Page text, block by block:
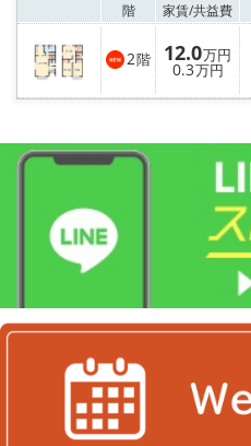
階 家賃/共益費
2階 12.0万円
0.3万円